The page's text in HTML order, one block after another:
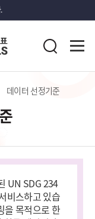
검
데이터 선정기준
UN SDG 234
비스하고 있습
을 목적으로 한